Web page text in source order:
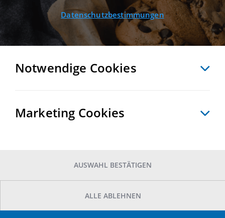
Immobiliensuche / Detailansicht
Datenschutzbestimmungen
Notwendige Cookies
Marketing Cookies
AUSWAHL BESTÄTIGEN
ALLE ABLEHNEN